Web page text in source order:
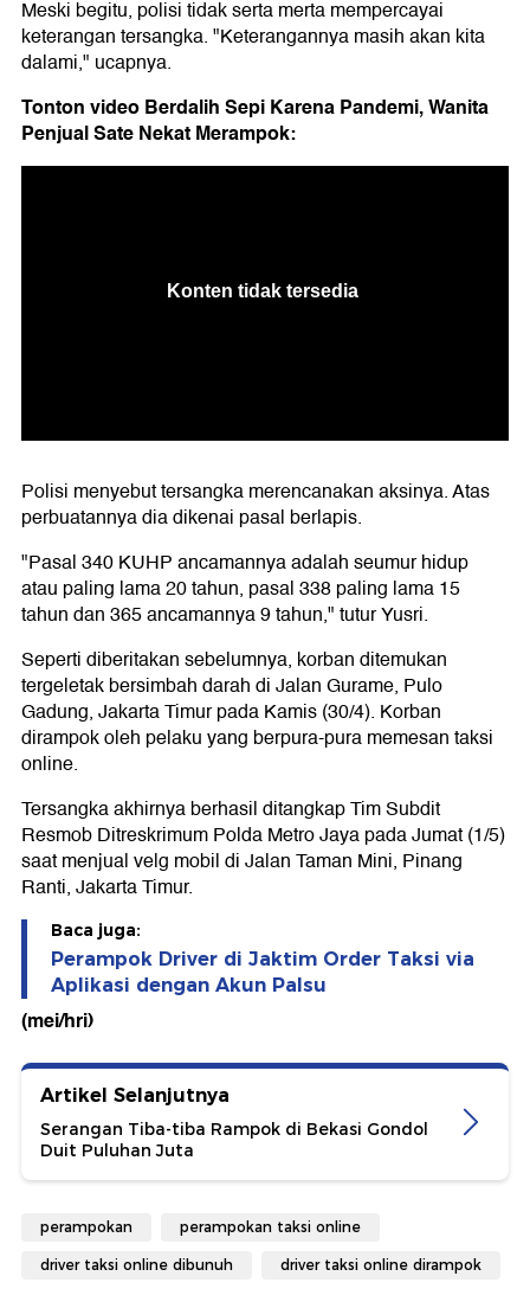
Meski begitu, polisi tidak serta merta mempercayai
keterangan tersangka. "Keterangannya masih akan kita
dalami," ucapnya.
Tonton video Berdalih Sepi Karena Pandemi, Wanita
Penjual Sate Nekat Merampok:
Polisi menyebut tersangka merencanakan aksinya. Atas
perbuatannya dia dikenai pasal berlapis.
"Pasal 340 KUHP ancamannya adalah seumur hidup
atau paling lama 20 tahun, pasal 338 paling lama 15
tahun dan 365 ancamannya 9 tahun," tutur Yusri.
Seperti diberitakan sebelumnya, korban ditemukan
tergeletak bersimbah darah di Jalan Gurame, Pulo
Gadung, Jakarta Timur pada Kamis (30/4). Korban
dirampok oleh pelaku yang berpura-pura memesan taksi
online.
Tersangka akhirnya berhasil ditangkap Tim Subdit
Resmob Ditreskrimum Polda Metro Jaya pada Jumat (1/5)
saat menjual velg mobil di Jalan Taman Mini, Pinang
Ranti, Jakarta Timur.
Baca juga:
Perampok Driver di Jaktim Order Taksi via
Aplikasi dengan Akun Palsu
(mei/hri)
Artikel Selanjutnya
Serangan Tiba-tiba Rampok di Bekasi Gondol
Duit Puluhan Juta
perampokan perampokan taksi online
driver taksi online dibunuh driver taksi online dirampok